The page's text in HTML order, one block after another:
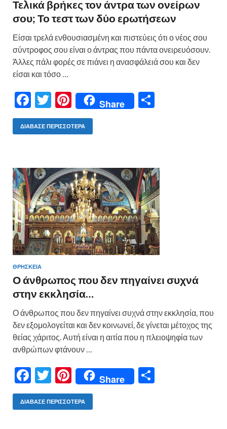
Τελικά βρήκες τον άντρα των ονείρων
σου; Το τεστ των δύο ερωτήσεων
Είσαι τρελά ενθουσιασμένη και πιστεύεις ότι ο νέος σου
σύντροφος σου είναι ο άντρας που πάντα ονειρευόσουν.
Άλλες πάλι φορές σε πιάνει η ανασφάλειά σου και δεν
είσαι και τόσο …
F
ac
e
o
o
k
T
w
itt
Pi
nt
er
t
Share
σ
τε
ίτ
ε
ΔΙΆΒΑΣΕ ΠΕΡΙΣΣΌΤΕΡΑ
ΘΡΗΣΚΕΙΑ
Ο άνθρωπος που δεν πηγαίνει συχνά
στην εκκλησία…
Ο άνθρωπος που δεν πηγαίνει συχνά στην εκκλησία, που
δεν εξομολογείται και δεν κοινωνεί, δε γίνεται μέτοχος της
θείας χάριτος. Αυτή είναι η αιτία που η πλειοψηφία των
ανθρώπων φτάνουν …
F
ac
e
T
w
itt
Pi
nt
er
Share
ΔΙΆΒΑΣΕ ΠΕΡΙΣΣΌΤΕΡΑ